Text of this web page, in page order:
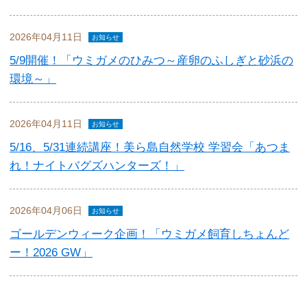
2026年04月11日 お知らせ
5/9開催！「ウミガメのひみつ～産卵のふしぎと砂浜の
環境～」
2026年04月11日 お知らせ
5/16、5/31連続講座！美ら島自然学校 学習会「あつま
れ！ナイトバグズハンターズ！」
2026年04月06日 お知らせ
ゴールデンウィーク企画！「ウミガメ飼育しちょんど
ー！2026 GW」